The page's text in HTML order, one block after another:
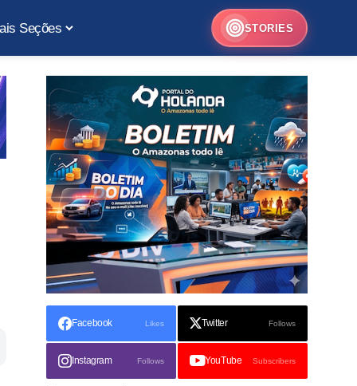
Seções STORIES
Facebook Likes Twitter Follows
Instagram Follows YouTube Subscribers